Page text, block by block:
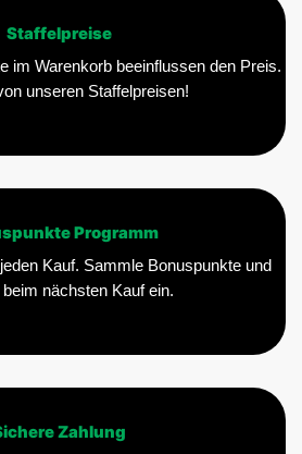
Staffelpreise
im Warenkorb beeinflussen den Preis.
unseren Staffelpreisen!
Programm
Kauf. Sammle Bonuspunkte und
beim nächsten Kauf ein.
Zahlung